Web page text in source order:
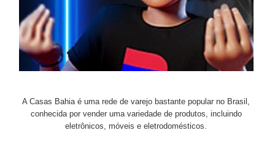
A Casas Bahia é uma rede de varejo bastante popular no Brasil,
conhecida por vender uma variedade de produtos, incluindo
eletrônicos, móveis e eletrodomésticos.